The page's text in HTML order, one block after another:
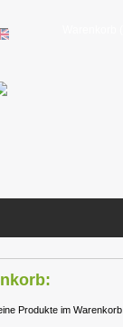
Produkte im Warenkorb.